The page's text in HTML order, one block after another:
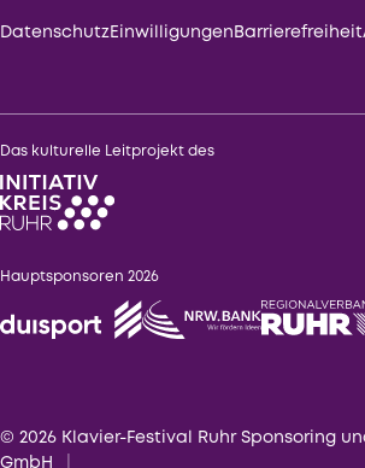
DatenschutzEinwilligungen Barrierefreiheit
Das kulturelle Leitprojekt des
Hauptsponsoren 2026
© 2026 Klavier-Festival Ruhr Sponsoring
GmbH